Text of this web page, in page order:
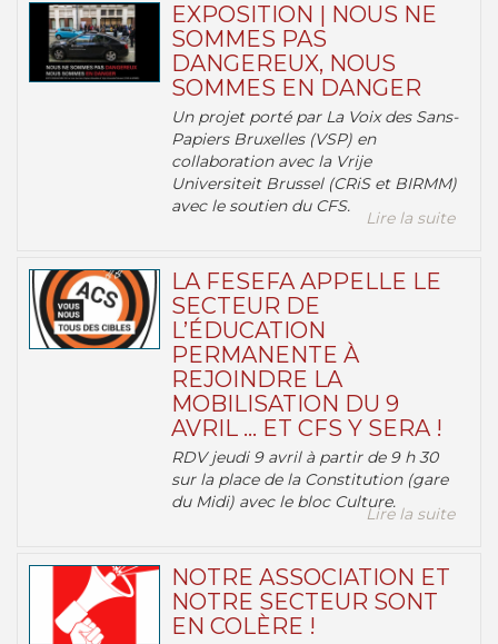
EXPOSITION | NOUS NE
SOMMES PAS
DANGEREUX, NOUS
SOMMES EN DANGER
Un projet porté par La Voix des Sans-
Papiers Bruxelles (VSP) en
collaboration avec la Vrije
Universiteit Brussel (CRiS et BIRMM)
avec le soutien du CFS.
Lire la suite
LA FESEFA APPELLE LE
SECTEUR DE
L’ÉDUCATION
PERMANENTE À
REJOINDRE LA
MOBILISATION DU 9
AVRIL … ET CFS Y SERA !
RDV jeudi 9 avril à partir de 9 h 30
sur la place de la Constitution (gare
du Midi) avec le bloc Culture.
Lire la suite
NOTRE ASSOCIATION ET
NOTRE SECTEUR SONT
EN COLÈRE !